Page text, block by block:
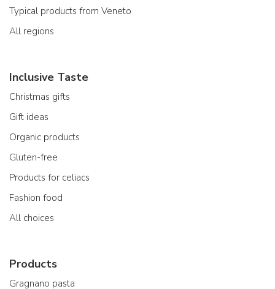
Typical products from Veneto
All regions
Inclusive Taste
Christmas gifts
Gift ideas
Organic products
Gluten-free
Products for celiacs
Fashion food
All choices
Products
Gragnano pasta